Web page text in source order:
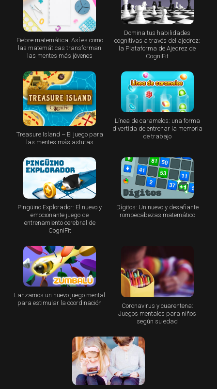
Fiebre matemática: Así es como
las matemáticas transforman
las mentes más jóvenes
Domina tus habilidades
cognitivas a través del ajedrez:
la Plataforma de Ajedrez de
CogniFit
Treasure Island – El juego para
las mentes más astutas
Línea de caramelos: una forma
divertida de entrenar la memoria
de trabajo
Pingüino Explorador: El nuevo y
emocionante juego de
entrenamiento cerebral de
CogniFit
Dígitos: Un nuevo y desafiante
rompecabezas matemático
Lanzamos un nuevo juego mental
para estimular la coordinación
Coronavirus y cuarentena:
Juegos mentales para niños
según su edad